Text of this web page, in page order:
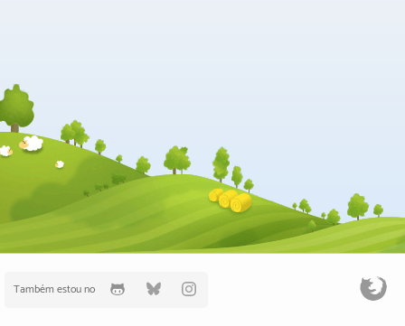
Também estou no